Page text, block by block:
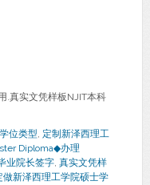
.真实文凭样板NJIT本科
学位类型, 定制新泽西理工
Diploma◆办理
业院长签字, 真实文凭样
新泽西理工学院硕士学